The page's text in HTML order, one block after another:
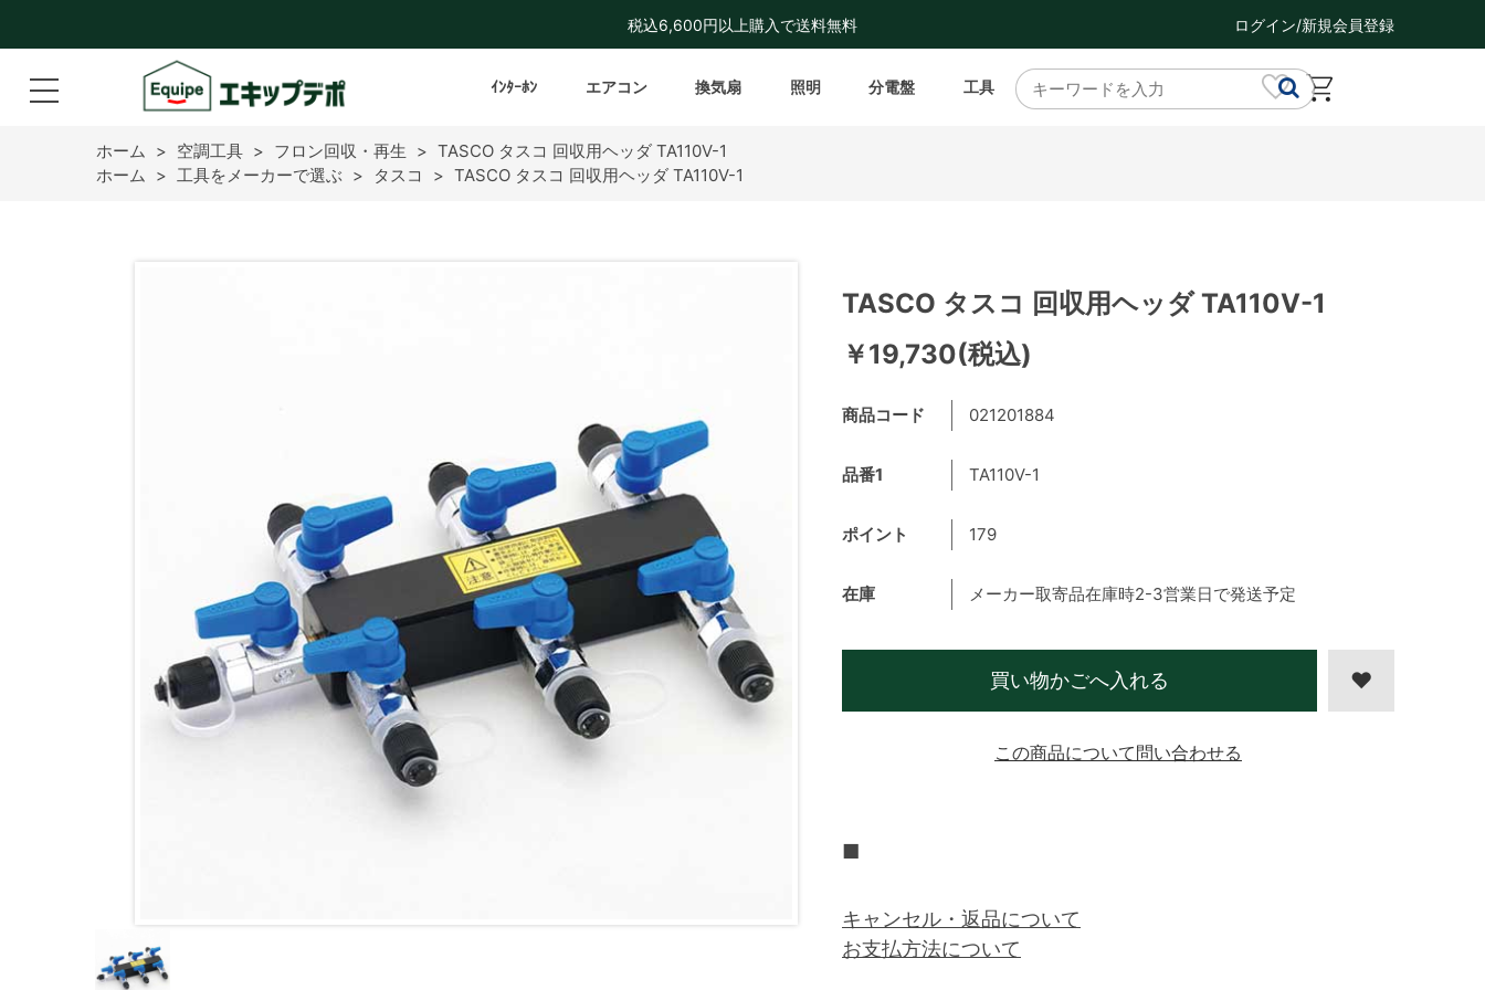
税込6,600円以上購入で送料無料 ログイン/新規会員登録
ｲﾝﾀｰﾎﾝ エアコン 換気扇 照明 分電盤 工具
ホーム > 空調工具 > フロン回収・再生 > TASCO タスコ 回収用ヘッダ TA110V-1
ホーム > 工具をメーカーで選ぶ > タスコ > TASCO タスコ 回収用ヘッダ TA110V-1
TASCO タスコ 回収用ヘッダ TA110V-1
￥19,730(税込)
商品コード 021201884
品番1 TA110V-1
ポイント 179
在庫 メーカー取寄品在庫時2-3営業日で発送予定
買い物かごへ入れる
■
キャンセル・返品について
お支払方法について
この商品について問い合わせる